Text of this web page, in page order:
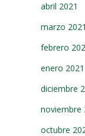
abril 2021
marzo 2021
febrero
enero 2021
diciembre
noviembre
octubre